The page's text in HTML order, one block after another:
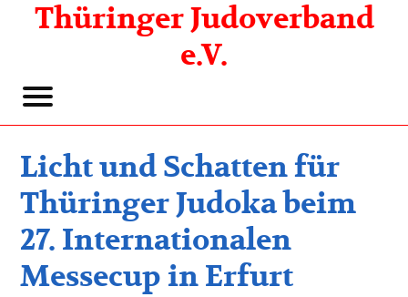
Thüringer Judoverband
e.V.
Licht und Schatten für
Thüringer Judoka beim
27. Internationalen
Messecup in Erfurt